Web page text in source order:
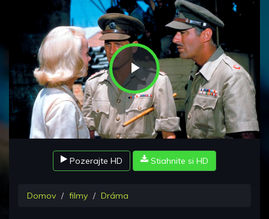
Play
Video
Pozerajte HD Stiahnite si HD
Domov filmy Dráma